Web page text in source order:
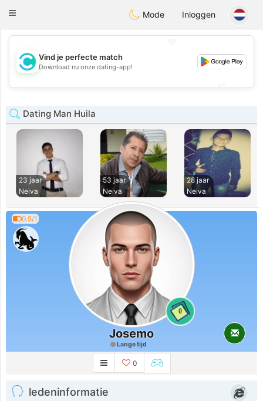
olombiaCitas
Toggle
Mode Inloggen
💖
💕
Vind je perfecte match
Download nu onze dating-app!
Dating Man Huila
23 jaar
Neiva
53 jaar
Neiva
28 jaar
Neiva
0.5/1
0
Josemo
Lange tijd
0
ledeninformatie